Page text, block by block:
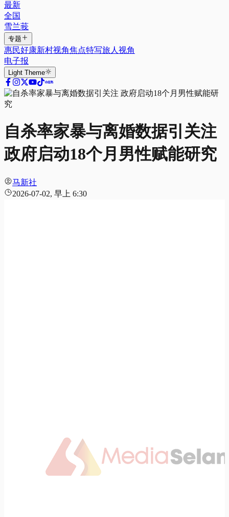
最新
全国
雪兰莪
专题
惠民好康新村视角焦点特写旅人视角
电子报
Light Theme
自杀率家暴与离婚数据引关注
政府启动18个月男性赋能研究
马新社
2026-07-02, 早上 6:30